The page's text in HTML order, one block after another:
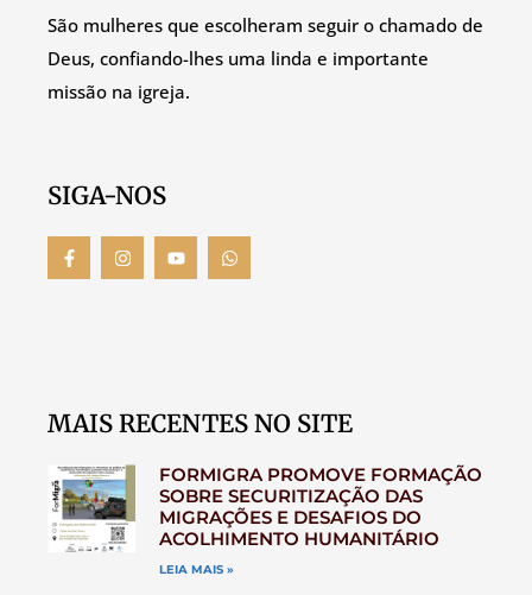
São mulheres que escolheram seguir o chamado de
Deus, confiando-lhes uma linda e importante
missão na igreja.
SIGA-NOS
MAIS RECENTES NO SITE
FORMIGRA PROMOVE FORMAÇÃO
SOBRE SECURITIZAÇÃO DAS
MIGRAÇÕES E DESAFIOS DO
ACOLHIMENTO HUMANITÁRIO
LEIA MAIS »